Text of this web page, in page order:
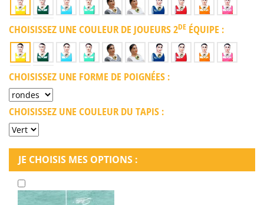
CHOISISSEZ UNE COULEUR DE JOUEURS 2DE ÉQUIPE :
CHOISISSEZ UNE FORME DE POIGNÉES :
CHOISISSEZ UNE COULEUR DU TAPIS :
JE CHOISIS MES OPTIONS :